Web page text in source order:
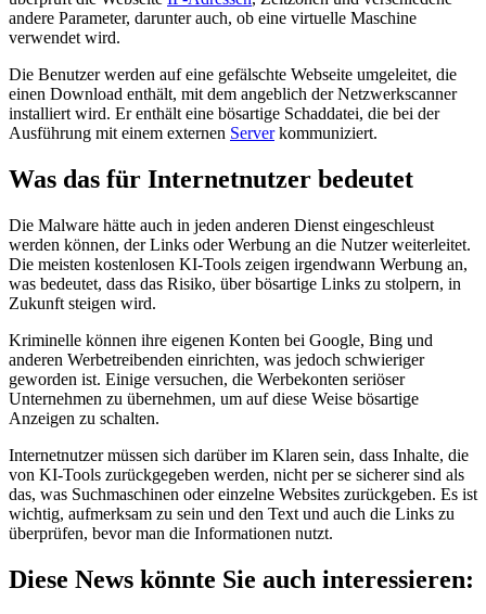
andere Parameter, darunter auch, ob eine virtuelle Maschine
verwendet wird.
Die Benutzer werden auf eine gefälschte Webseite umgeleitet, die
einen Download enthält, mit dem angeblich der Netzwerkscanner
installiert wird. Er enthält eine bösartige Schaddatei, die bei der
Ausführung mit einem externen Serverkommuniziert.
Was das für Internetnutzer bedeutet
Die Malware hätte auch in jeden anderen Dienst eingeschleust
werden können, der Links oder Werbung an die Nutzer weiterleitet.
Die meisten kostenlosen KI-Tools zeigen irgendwann Werbung an,
was bedeutet, dass das Risiko, über bösartige Links zu stolpern, in
Zukunft steigen wird.
Kriminelle können ihre eigenen Konten bei Google, Bing und
anderen Werbetreibenden einrichten, was jedoch schwieriger
geworden ist. Einige versuchen, die Werbekonten seriöser
Unternehmen zu übernehmen, um auf diese Weise bösartige
Anzeigen zu schalten.
Internetnutzer müssen sich darüber im Klaren sein, dass Inhalte, die
von KI-Tools zurückgegeben werden, nicht per se sicherer sind als
das, was Suchmaschinen oder einzelne Websites zurückgeben. Es ist
wichtig, aufmerksam zu sein und den Text und auch die Links zu
überprüfen, bevor man die Informationen nutzt.
Diese News könnte Sie auch interessieren: